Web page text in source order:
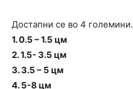
Достапни се во 4 големини.
1. 0.5 – 1.5 цм
2. 1.5- 3.5 цм
3. 3.5 – 5 цм
4. 5-8 цм